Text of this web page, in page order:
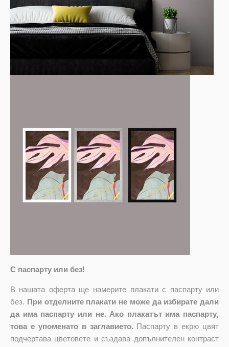
С паспарту или без!
В нашата оферта ще намерите плакати с паспарту или
без. При отделните плакати не може да избирате дали
да има паспарту или не. Ако плакатът има паспарту,
това е упоменато в заглавието. Паспарту в екрю цвят
подчертава цветовете и създава допълнителен контраст